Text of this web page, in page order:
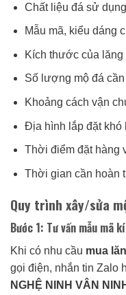
Chất liệu đá sử
Mẫu mã, kiểu dáng
Kích thước của lăng
Số lượng mộ đá cần
Khoảng cách vận
Địa hình lắp đặt khó
Thời điểm đặt hàng
Thời gian cần hoàn
Quy trình xây/sửa
Bước 1: Tư vấn mẫu mã
Khi có nhu cầu mua
gọi điện, nhắn tin Zalo
NGHỆ NINH VÂN